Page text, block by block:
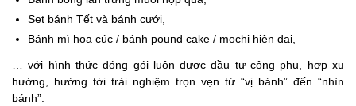
Set bánh Tết và bánh cưới,
Bánh mì hoa cúc / bánh pound cake / mochi hiện đại,
… với hình thức đóng gói luôn được đầu tư công phu, hợp xu
hướng, hướng tới trải nghiệm trọn vẹn từ “vị bánh” đến “nhìn
bánh”.